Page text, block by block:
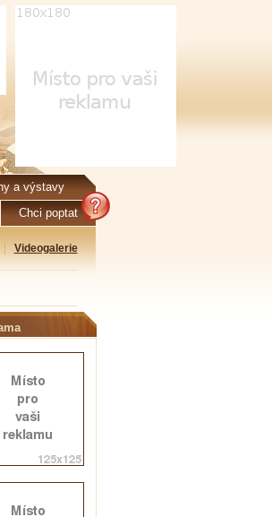
a výstavy
Chci poptat
Videogalerie